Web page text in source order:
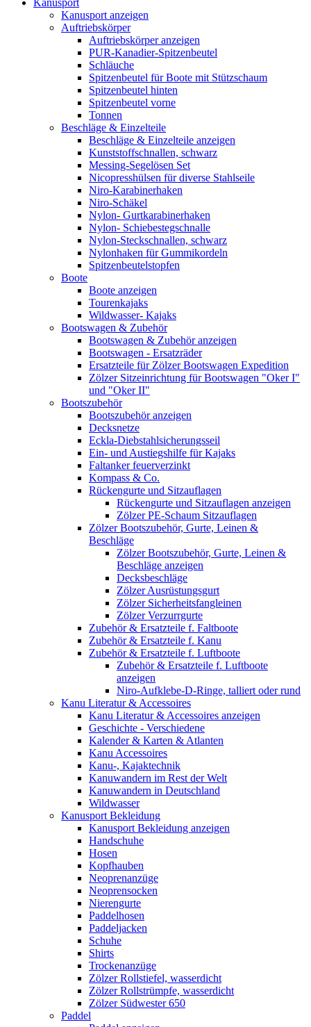
Kanusport
Kanusport anzeigen
Auftriebskörper
Auftriebskörper anzeigen
PUR-Kanadier-Spitzenbeutel
Schläuche
Spitzenbeutel für Boote mit Stützschaum
Spitzenbeutel hinten
Spitzenbeutel vorne
Tonnen
Beschläge & Einzelteile
Beschläge & Einzelteile anzeigen
Kunststoffschnallen, schwarz
Messing-Segelösen Set
Nicopresshülsen für diverse Stahlseile
Niro-Karabinerhaken
Niro-Schäkel
Nylon- Gurtkarabinerhaken
Nylon- Schiebestegschnalle
Nylon-Steckschnallen, schwarz
Nylonhaken für Gummikordeln
Spitzenbeutelstopfen
Boote
Boote anzeigen
Tourenkajaks
Wildwasser- Kajaks
Bootswagen & Zubehör
Bootswagen & Zubehör anzeigen
Bootswagen - Ersatzräder
Ersatzteile für Zölzer Bootswagen Expedition
Zölzer Sitzeinrichtung für Bootswagen "Oker I"
und "Oker II"
Bootszubehör
Bootszubehör anzeigen
Decksnetze
Eckla-Diebstahlsicherungsseil
Ein- und Austiegshilfe für Kajaks
Faltanker feuerverzinkt
Kompass & Co.
Rückengurte und Sitzauflagen
Rückengurte und Sitzauflagen anzeigen
Zölzer PE-Schaum Sitzauflagen
Zölzer Bootszubehör, Gurte, Leinen &
Beschläge
Zölzer Bootszubehör, Gurte, Leinen &
Beschläge anzeigen
Decksbeschläge
Zölzer Ausrüstungsgurt
Zölzer Sicherheitsfangleinen
Zölzer Verzurrgurte
Zubehör & Ersatzteile f. Faltboote
Zubehör & Ersatzteile f. Kanu
Zubehör & Ersatzteile f. Luftboote
Zubehör & Ersatzteile f. Luftboote
anzeigen
Niro-Aufklebe-D-Ringe, talliert oder rund
Kanu Literatur & Accessoires
Kanu Literatur & Accessoires anzeigen
Geschichte - Verschiedene
Kalender & Karten & Atlanten
Kanu Accessoires
Kanu-, Kajaktechnik
Kanuwandern im Rest der Welt
Kanuwandern in Deutschland
Wildwasser
Kanusport Bekleidung
Kanusport Bekleidung anzeigen
Handschuhe
Hosen
Kopfhauben
Neoprenanzüge
Neoprensocken
Nierengurte
Paddelhosen
Paddeljacken
Schuhe
Shirts
Trockenanzüge
Zölzer Rollstiefel, wasserdicht
Zölzer Rollstrümpfe, wasserdicht
Zölzer Südwester 650
Paddel